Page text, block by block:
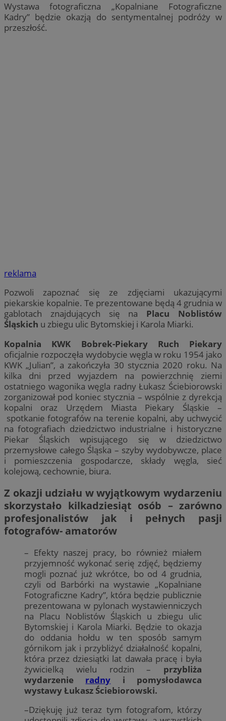
Wystawa fotograficzna „Kopalniane Fotograficzne
Kadry” będzie okazją do sentymentalnej podróży w
przeszłość.
reklama
Pozwoli zapoznać się ze zdjęciami ukazującymi
piekarskie kopalnie. Te prezentowane będą 4 grudnia w
gablotach znajdujących się na Placu Noblistów
Śląskich u zbiegu ulic Bytomskiej i Karola Miarki.
Kopalnia KWK Bobrek-Piekary Ruch Piekary
oficjalnie rozpoczęła wydobycie węgla w roku 1954 jako
KWK „Julian”, a zakończyła 30 stycznia 2020 roku. Na
kilka dni przed wyjazdem na powierzchnię ziemi
ostatniego wagonika węgla radny Łukasz Ściebiorowski
zorganizował pod koniec stycznia – wspólnie z dyrekcją
kopalni oraz Urzędem Miasta Piekary Śląskie –
spotkanie fotografów na terenie kopalni, aby uchwycić
na fotografiach dziedzictwo industrialne i historyczne
Piekar Śląskich wpisującego się w dziedzictwo
przemysłowe całego Śląska – szyby wydobywcze, place
i pomieszczenia gospodarcze, składy węgla, sieć
kolejową, cechownie, biura.
Z okazji udziału w wyjątkowym wydarzeniu
skorzystało kilkadziesiąt osób – zarówno
profesjonalistów jak i pełnych pasji
fotografów- amatorów
– Efekty naszej pracy, bo również miałem
przyjemność wykonać serię zdjęć, będziemy
mogli poznać już wkrótce, bo od 4 grudnia,
czyli od Barbórki na wystawie „Kopalniane
Fotograficzne Kadry”, która będzie publicznie
prezentowana w pylonach wystawienniczych
na Placu Noblistów Śląskich u zbiegu ulic
Bytomskiej i Karola Miarki. Będzie to okazja
do oddania hołdu w ten sposób samym
górnikom jak i przybliżyć działalność kopalni,
która przez dziesiątki lat dawała pracę i była
żywicielką wielu rodzin – przybliża
wydarzenie radny i pomysłodawca
wystawy Łukasz Ściebiorowski.
–Dziękuję już teraz tym fotografom, którzy